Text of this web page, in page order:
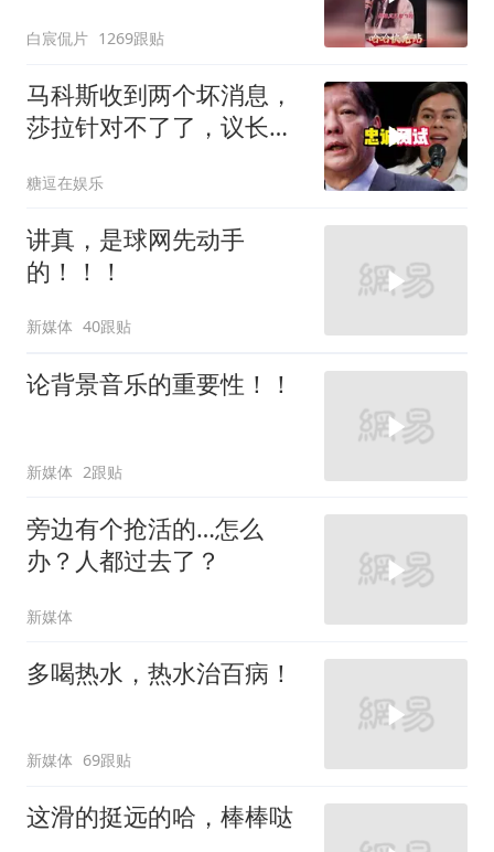
白宸侃片 1269跟贴
马科斯收到两个坏消息，
莎拉针对不了了，议长反
糖逗在娱乐
讲真，是球网先动手
的！！！
新媒体 40跟贴
论背景音乐的重要性！！
新媒体 2跟贴
旁边有个抢活的…怎么
办？人都过去了？
新媒体
多喝热水，热水治百病！
新媒体 69跟贴
这滑的挺远的哈，棒棒哒